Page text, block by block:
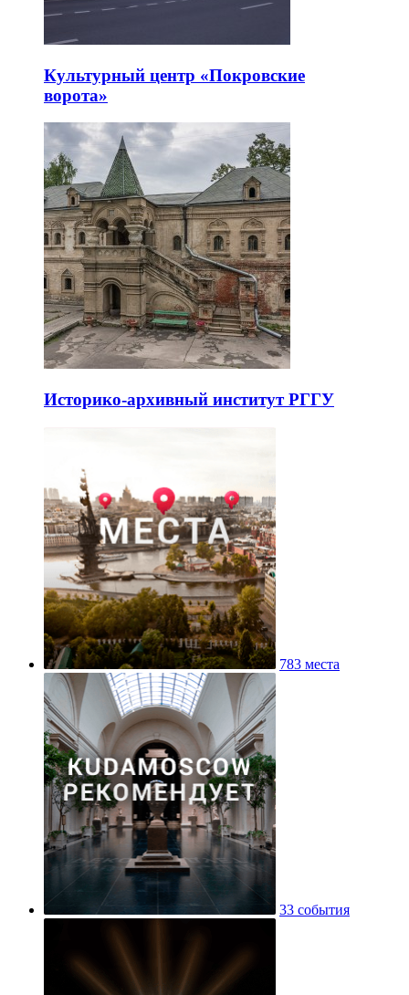
Культурный центр «Покровские
ворота»
Историко-архивный институт РГГУ
783 места
33 события